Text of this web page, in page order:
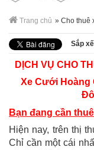
Trang chủ » Cho thuê
Sắp
DỊCH VỤ CHO
Xe Cưới Hoàng
Bạn đang cần
Hiện nay, trên thị
Chỉ cần một cái